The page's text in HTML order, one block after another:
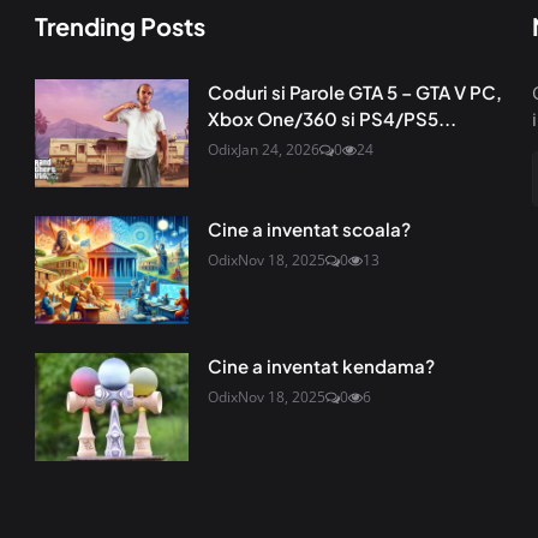
Trending Posts
Coduri si Parole GTA 5 – GTA V PC,
Xbox One/360 si PS4/PS5...
OdixJan 24, 2026 0 24
Cine a inventat scoala?
OdixNov 18, 2025 0 13
Cine a inventat kendama?
OdixNov 18, 2025 0 6